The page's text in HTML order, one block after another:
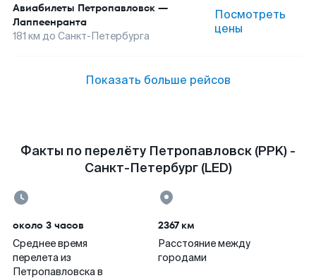
Авиабилеты Петропавловск —
Лаппеенранта
181 км до Санкт-Петербурга
Посмотреть
цены
Показать больше рейсов
Факты по перелёту Петропавловск (PPK) -
Санкт-Петербург (LED)
около 3 часов
Среднее время
перелета из
Петропавловска в
2367 км
Расстояние между
городами